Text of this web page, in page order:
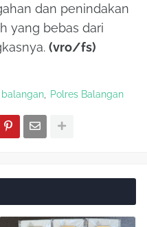
dan penindakan
yang bebas dari
(vro/fs)
Polres Balangan